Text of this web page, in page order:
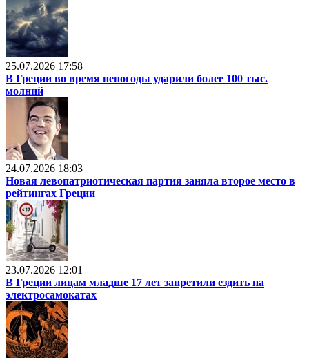
25.07.2026 17:58
В Греции во время непогоды ударили более 100 тыс.
молний
24.07.2026 18:03
Новая левопатриотическая партия заняла второе место в
рейтингах Греции
23.07.2026 12:01
В Греции лицам младше 17 лет запретили ездить на
электросамокатах